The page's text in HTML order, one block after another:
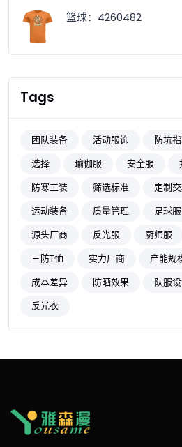
篮球：4260482
Tags
团队装备 活动服饰 防坑
选择
瑜伽服 安全服
防寒工装
筛选标准 定制
运动装备
质量管理 足球服
源头厂商
反光服 厨师服
三防T恤
实力厂商 产能规
成本差异
防晒效果 队服
反光衣